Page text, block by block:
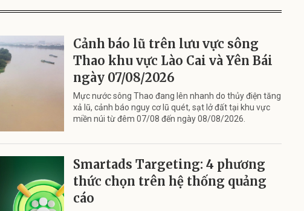
Cảnh báo lũ trên lưu vực sông
Thao khu vực Lào Cai và Yên Bái
ngày 07/08/2026
Mực nước sông Thao đang lên nhanh do thủy điện tăng
xả lũ, cảnh báo nguy cơ lũ quét, sạt lở đất tại khu vực
miền núi từ đêm 07/08 đến ngày 08/08/2026.
Smartads Targeting: 4 phương
thức chọn trên hệ thống quảng
cáo